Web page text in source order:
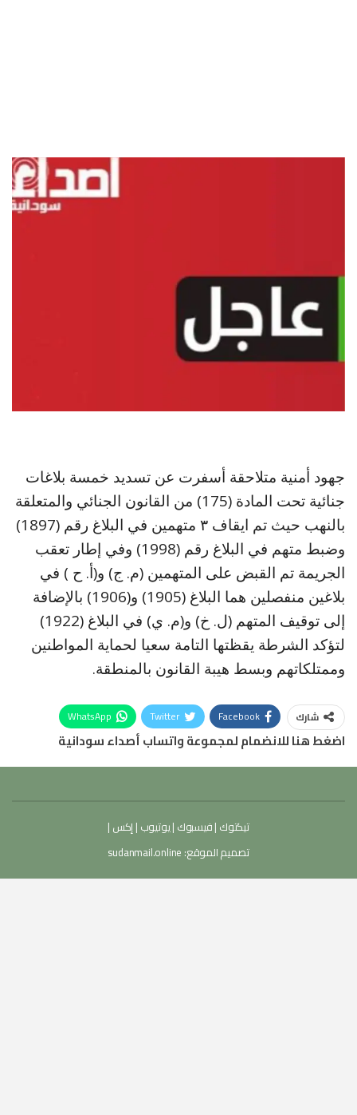
جهود أمنية متلاحقة أسفرت عن تسديد خمسة بلاغات
جنائية تحت المادة (175) من القانون الجنائي والمتعلقة
بالنهب حيث تم ايقاف ٣ متهمين في البلاغ رقم (1897)
وضبط متهم في البلاغ رقم (1998) وفي إطار تعقب
الجريمة تم القبض على المتهمين (م. ج) و(أ. ح ) في
بلاغين منفصلين هما البلاغ (1905) و(1906) بالإضافة
إلى توقيف المتهم (ل. خ) و(م. ي) في البلاغ (1922)
لتؤكد الشرطة يقظتها التامة سعيا لحماية المواطنين
وممتلكاتهم وبسط هيبة القانون بالمنطقة.
شارك Facebook
Twitter
WhatsApp
اضغط هنا للانضمام لمجموعة واتساب أصداء سودانية
تيكتوك |فيسبوك |يوتيوب | إكس |
تصميم الموقع: sudanmail.online